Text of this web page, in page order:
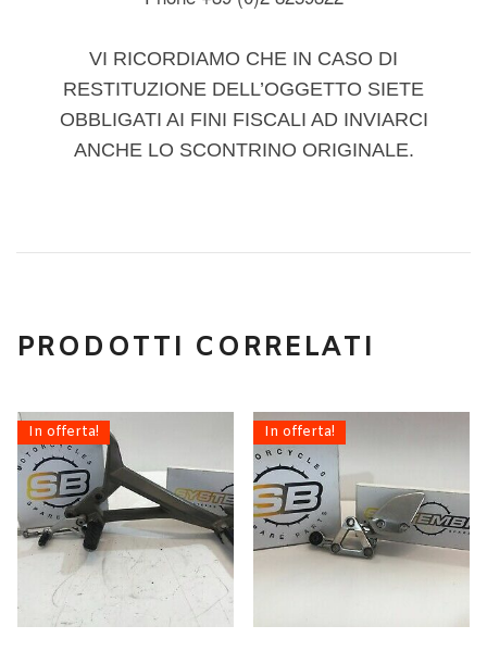
VI RICORDIAMO CHE IN CASO DI
RESTITUZIONE DELL’OGGETTO SIETE
OBBLIGATI AI FINI FISCALI AD INVIARCI
ANCHE LO SCONTRINO ORIGINALE.
PRODOTTI CORRELATI
In offerta! In offerta!